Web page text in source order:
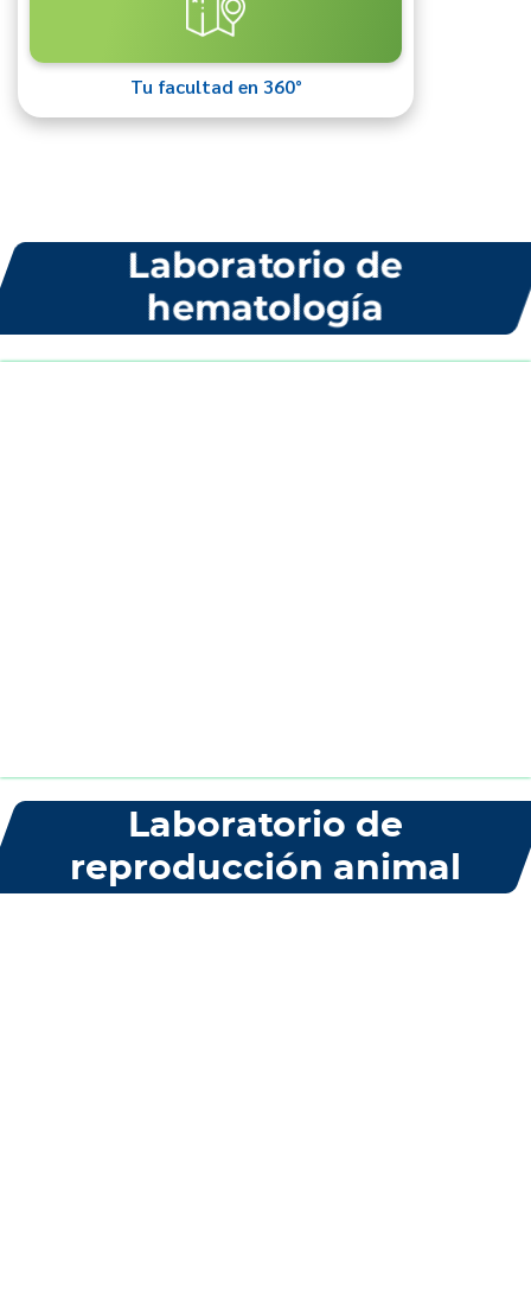
Tu facultad en 360°
Laboratorio de
hematología
Laboratorio de
reproducción animal